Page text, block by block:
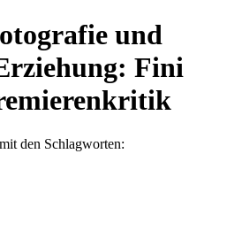
und
Fini
mit den Schlagworten: